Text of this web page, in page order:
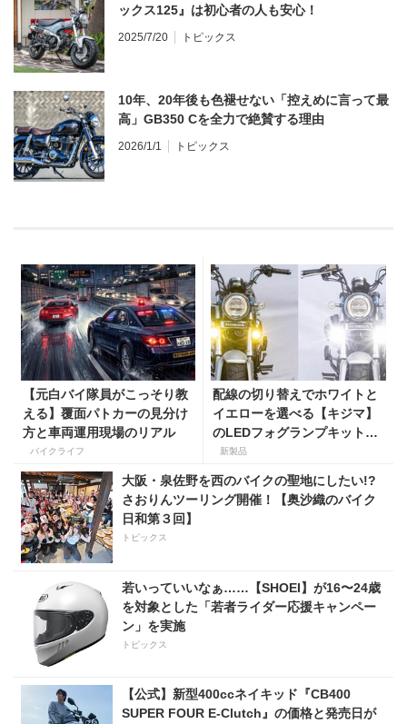
ックス125』は初心者の人も安心！
2025/7/20 トピックス
10年、20年後も色褪せない「控えめに言って最
高」GB350 Cを全力で絶賛する理由
2026/1/1 トピックス
【元白バイ隊員がこっそり教
える】覆面パトカーの見分け
方と車両運用現場のリアル
バイクライフ
配線の切り替えでホワイトと
イエローを選べる【キジマ】
のLEDフォグランプキットに
ホンダ ダックス／グロム用が
登場
新製品
大阪・泉佐野を西のバイクの聖地にしたい!?
さおりんツーリング開催！【奥沙織のバイク
日和第３回】
トピックス
若いっていいなぁ……【SHOEI】が16〜24歳
を対象とした「若者ライダー応援キャンペー
ン」を実施
トピックス
【公式】新型400ccネイキッド『CB400
SUPER FOUR E-Clutch』の価格と発売日が